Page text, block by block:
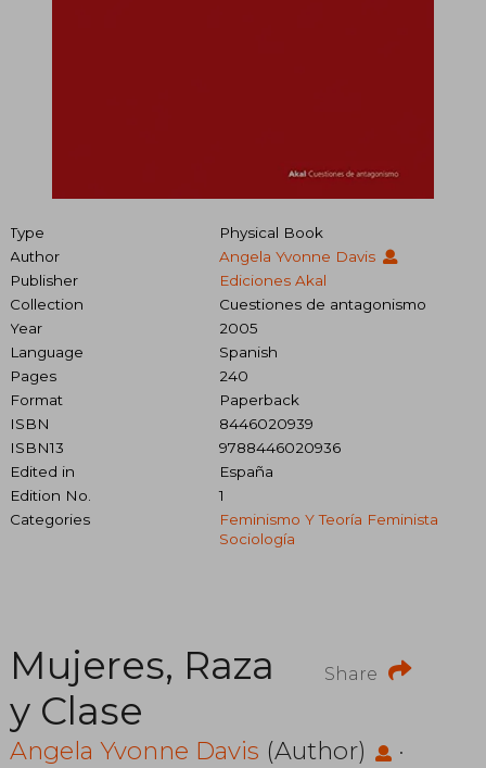
Type
Physical Book
Author
Angela Yvonne Davis
Publisher
Ediciones Akal
Collection
Cuestiones de antagonismo
Year
2005
Language
Spanish
Pages
240
Format
Paperback
ISBN
8446020939
ISBN13
9788446020936
Edited in
España
Edition No.
1
Categories
Feminismo Y Teoría Feminista
Sociología
Share
Mujeres, Raza
y Clase
Angela Yvonne Davis (Author)
·